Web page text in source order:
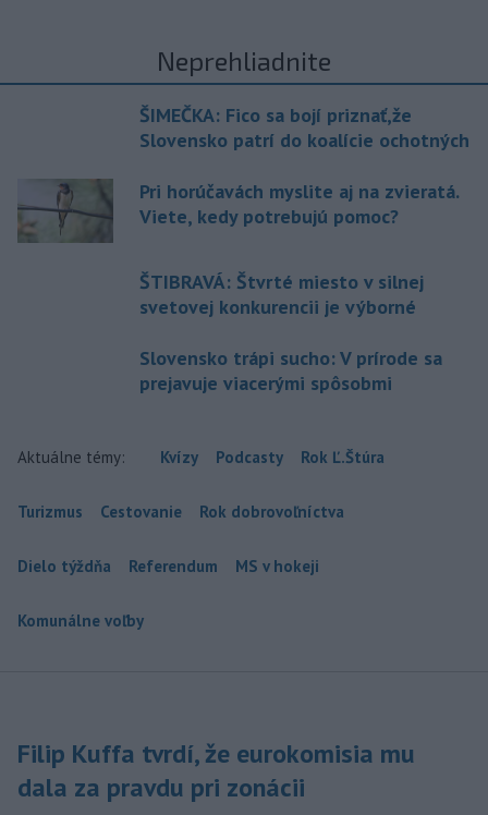
Neprehliadnite
ŠIMEČKA: Fico sa bojí priznať,že
Slovensko patrí do koalície ochotných
Pri horúčavách myslite aj na zvieratá.
Viete, kedy potrebujú pomoc?
ŠTIBRAVÁ: Štvrté miesto v silnej
svetovej konkurencii je výborné
Slovensko trápi sucho: V prírode sa
prejavuje viacerými spôsobmi
Aktuálne témy: Kvízy Podcasty Rok Ľ.Štúra
Turizmus Cestovanie Rok dobrovoľníctva
Dielo týždňa Referendum MS v hokeji
Komunálne voľby
Filip Kuffa tvrdí, že eurokomisia mu
dala za pravdu pri zonácii